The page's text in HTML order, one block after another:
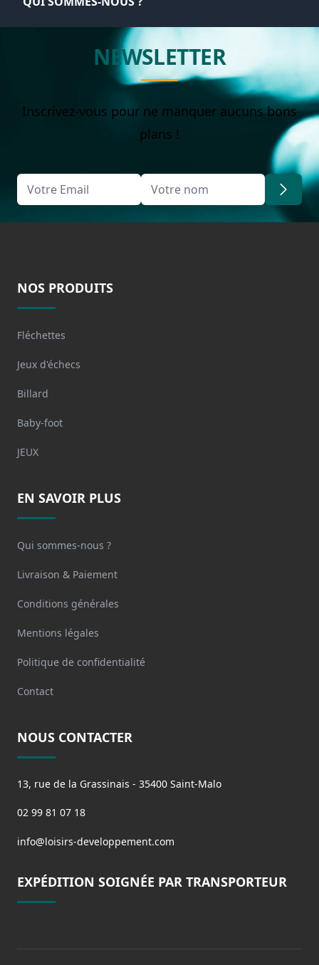
NEWSLETTER
Inscrivez-vous pour ne manquer aucuns bons
plans !
NOS PRODUITS
Fléchettes
Jeux d'échecs
Billard
Baby-foot
JEUX
EN SAVOIR PLUS
Qui sommes-nous ?
Livraison & Paiement
Conditions générales
Mentions légales
Politique de confidentialité
Contact
NOUS CONTACTER
13, rue de la Grassinais - 35400 Saint-Malo
02 99 81 07 18
info@loisirs-developpement.com
EXPÉDITION SOIGNÉE PAR TRANSPORTEUR